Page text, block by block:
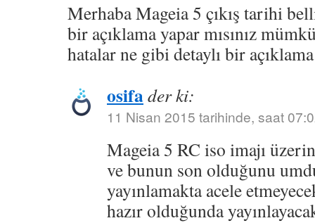
Merhaba Mageia 5 çıkış tarihi
bir açıklama yapar mısınız
hatalar ne gibi detaylı bir
osifader ki:
11 Nisan 2015 tarihinde, saat
Mageia 5 RC iso imajı
ve bunun son olduğunu
yayınlamakta acele
hazır olduğunda